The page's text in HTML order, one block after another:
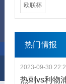
欧联杯
热门情报
2023-09-30
热刺vs利物浦直播